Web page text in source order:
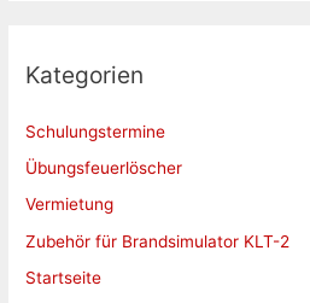
e
n
a
c
Kategorien
Schulungstermine
Übungsfeuerlöscher
Vermietung
Zubehör für Brandsimulator KLT-2
Startseite